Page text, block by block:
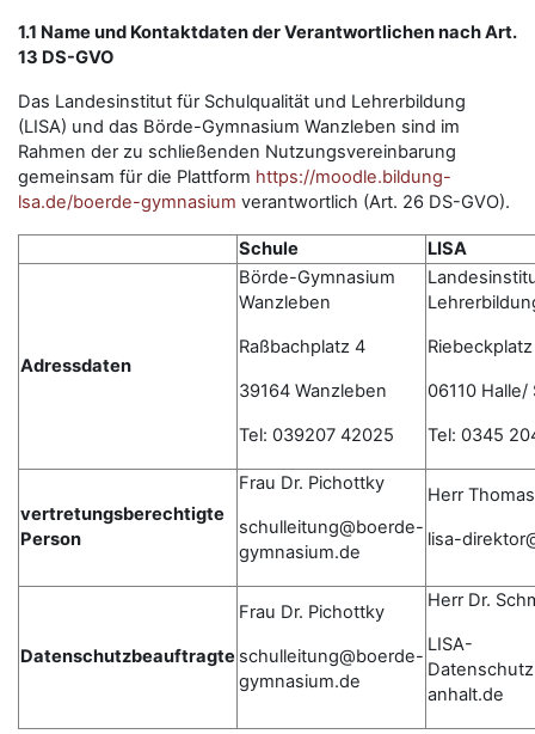
1.1 Name und Kontaktdaten der Verantwortlichen nach Art.
13 DS-GVO
Das Landesinstitut für Schulqualität und Lehrerbildung
(LISA) und das Börde-Gymnasium Wanzleben sind im
Rahmen der zu schließenden Nutzungsvereinbarung
gemeinsam für die Plattform https://moodle.bildung-
lsa.de/boerde-gymnasium verantwortlich (Art. 26 DS-GVO).
Schule LISA
Adressdaten
Börde-Gymnasium
Wanzleben
Raßbachplatz 4
39164 Wanzleben
Tel: 039207 42025
06110 Halle/
Tel: 0345
vertretungsberechtigte
Person
Frau Dr. Pichottky
schulleitung@boerde-
gymnasium.de
Herr
lisa-
Datenschutzbeauftragte
Frau Dr. Pichottky
schulleitung@boerde-
gymnasium.de
Herr Dr.
LISA-
anhalt.de